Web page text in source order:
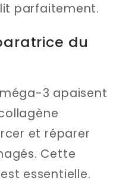
parfaitement.
du
3 apaisent
et réparer
Cette
essentielle.